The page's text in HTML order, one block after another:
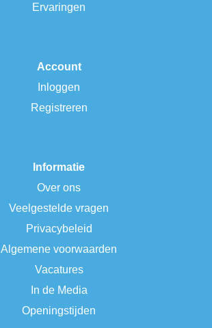
Ervaringen
Account
Inloggen
Registreren
Informatie
Over ons
Veelgestelde vragen
Privacybeleid
Algemene voorwaarden
Vacatures
In de Media
Openingstijden